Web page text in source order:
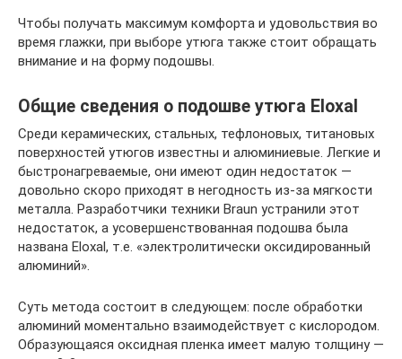
Чтобы получать максимум комфорта и удовольствия во
время глажки, при выборе утюга также стоит обращать
внимание и на форму подошвы.
Общие сведения о подошве утюга Eloxal
Среди керамических, стальных, тефлоновых, титановых
поверхностей утюгов известны и алюминиевые. Легкие и
быстронагреваемые, они имеют один недостаток —
довольно скоро приходят в негодность из-за мягкости
металла. Разработчики техники Braun устранили этот
недостаток, а усовершенствованная подошва была
названа Eloxal, т.е. «электролитически оксидированный
алюминий».
Суть метода состоит в следующем: после обработки
алюминий моментально взаимодействует с кислородом.
Образующаяся оксидная пленка имеет малую толщину —